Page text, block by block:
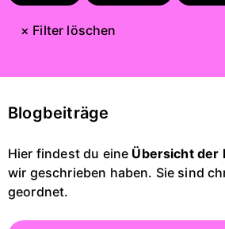
× Filter löschen
Blogbeiträge
Hier findest du eine Übersicht der
wir geschrieben haben. Sie sind
geordnet.